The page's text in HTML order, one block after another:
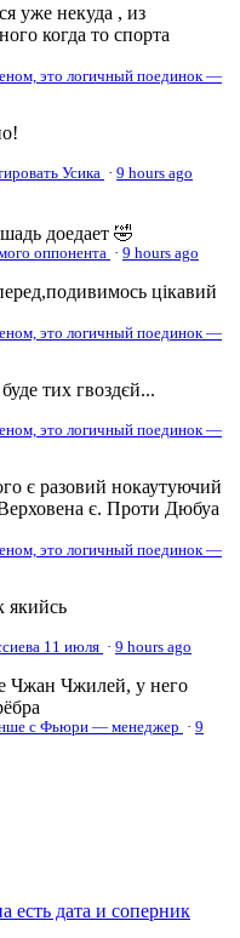
уже некуда , из
когда то спорта
это логичный поединок —
Усика · 9 hours ago
доедает 🤣
оппонента · 9 hours ago
цікавий
это логичный поединок —
тих гвоздєй...
это логичный поединок —
є разовий нокаутуючий
є. Проти Дюбуа
это логичный поединок —
якийсь
11 июля · 9 hours ago
Чжан Чжилей, у него
с Фьюри — менеджер · 9
есть дата и соперник